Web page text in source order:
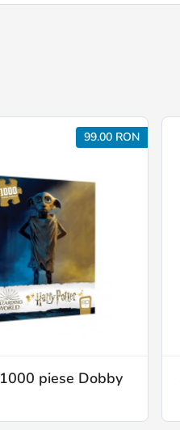
99.00 RON
piese Dobby